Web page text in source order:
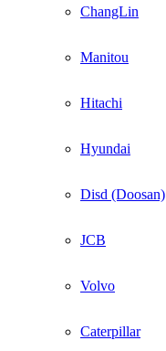
ChangLin
Manitou
Hitachi
Hyundai
Disd (Doosan)
JCB
Volvo
Caterpillar